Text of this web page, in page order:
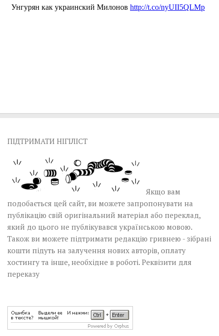
ПІДТРИМАТИ НІГІЛІСТ
Якщо вам
подобається цей сайт, ви можете запропонувати на
публікацію свій оригінальний матеріал або переклад,
який до цього не публікувався українською мовою.
Також ви можете підтримати редакцію гривнею - зібрані
кошти підуть на залучення нових авторів, оплату
хостингу та інше, необхідне в роботі. Реквізити для
переказу